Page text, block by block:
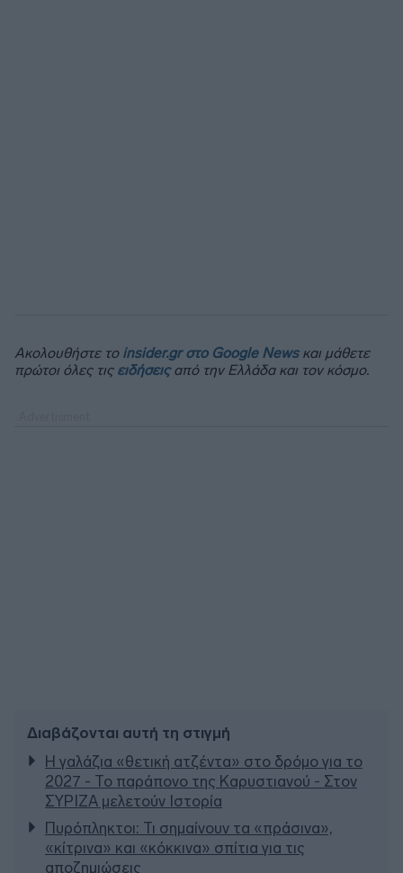
Ακολουθήστε το insider.gr στο Google Newsκαι μάθετε
πρώτοι όλες τις ειδήσειςαπό την Ελλάδα και τον κόσμο.
Διαβάζονται αυτή τη στιγμή
Η γαλάζια «θετική ατζέντα» στο δρόμο για το
2027 - Το παράπονο της Καρυστιανού - Στον
ΣΥΡΙΖΑ μελετούν Ιστορία
Πυρόπληκτοι: Τι σημαίνουν τα «πράσινα»,
«κίτρινα» και «κόκκινα» σπίτια για τις
αποζημιώσεις